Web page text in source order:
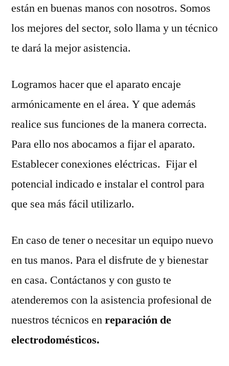
están en buenas manos con nosotros. Somos
los mejores del sector, solo llama y un técnico
te dará la mejor asistencia.
Logramos hacer que el aparato encaje
armónicamente en el área. Y que además
realice sus funciones de la manera correcta.
Para ello nos abocamos a fijar el aparato.
Establecer conexiones eléctricas. Fijar el
potencial indicado e instalar el control para
que sea más fácil utilizarlo.
En caso de tener o necesitar un equipo nuevo
en tus manos. Para el disfrute de y bienestar
en casa. Contáctanos y con gusto te
atenderemos con la asistencia profesional de
nuestros técnicos enreparación de
electrodomésticos.